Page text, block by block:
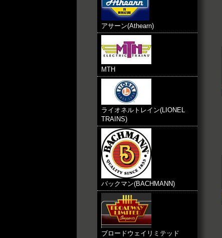
アサーン(Athearn)
MTH
ライオネルトレイン(LIONEL
TRAINS)
バックマン(BACHMANN)
ブロードウェイリミテッド